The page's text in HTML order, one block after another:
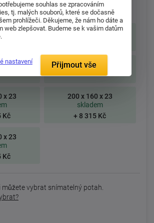
(cm):
x 23
195 x 85 x 23
x 23
200 x 90 x 23
x 23
Kč
200 x 160 x 23
skladem
+ 8 315 Kč
x 23
Kč
vybrat snímatelný potah.
souhlas se zpracováním
tj. malých souborů, které se dočasně
prohlížeči. Děkujeme, že nám ho dáte a
web zlepšovat. Budeme se k vašim datům
nastavení Přijmout vše